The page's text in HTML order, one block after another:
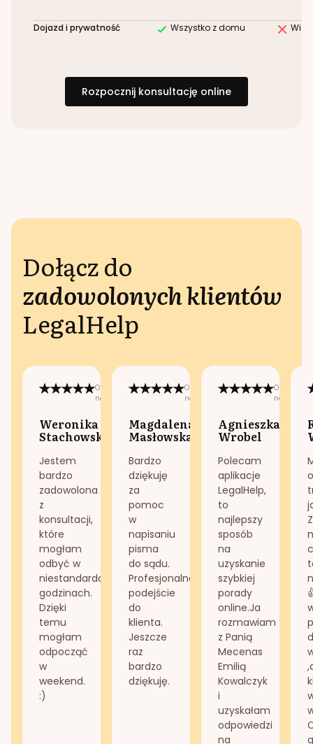
Dojazd i prywatność Wszystko z domu
Rozpocznij konsultację online
Dołącz do
zadowolonych klientów
LegalHelp
Opublikowano
na:
Weronika
Stachowska
Jestem
bardzo
zadowolona
z
konsultacji,
które
mogłam
odbyć w
niestandardowych
godzinach.
Dzięki
temu
mogłam
odpocząć
w
weekend.
:)
Opublikowano
na:
Magdalena
Masłowska
Bardzo
dziękuję
za
pomoc
w
napisaniu
pisma
do sądu.
Profesjonalne
podejście
do
klienta.
Jeszcze
raz
bardzo
dziękuję.
na:
Agnieszka
Wrobel
Polecam
aplikacje
LegalHelp,
to
najlepszy
sposób
na
uzyskanie
szybkiej
porady
online.Ja
rozmawiam
z Panią
Mecenas
Emilią
Kowalczyk
i
uzyskałam
odpowiedzi
na